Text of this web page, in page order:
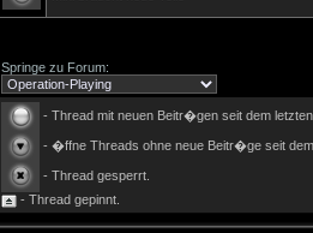
Springe zu Forum:
- Thread mit neuen Beitr�gen seit dem
- �ffne Threads ohne neue Beitr�ge seit
- Thread gesperrt.
- Thread gepinnt.